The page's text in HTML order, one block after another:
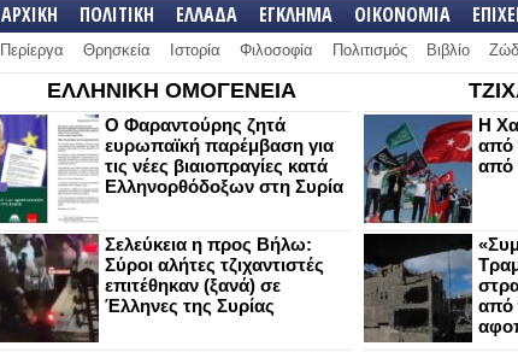
ΑΡΧΙΚΗ ΠΟΛΙΤΙΚΗ ΕΛΛΑΔΑ ΕΓΚΛΗΜΑ ΟΙΚΟΝΟΜΙΑ
Περίεργα Θρησκεία Ιστορία Φιλοσοφία Πολιτισμός Βιβλίο
ΕΛΛΗΝΙΚΗ ΟΜΟΓΕΝΕΙΑ
Ο Φαραντούρης ζητά
ευρωπαϊκή παρέμβαση για
τις νέες βιαιοπραγίες κατά
Ελληνορθόδοξων στη Συρία
Σελεύκεια η προς Βήλω:
Σύροι αλήτες τζιχαντιστές
επιτέθηκαν (ξανά) σε
Έλληνες της Συρίας
Η
από
από
από